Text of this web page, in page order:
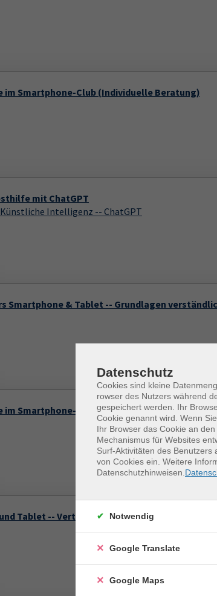
im Smartphone-Club (Individuelle Beratung)
mit ChatGPT
Intelligenz -- ChatGPT
Smartphone & Tablet -- Grundlagen
im Smartphone-Club (Individuelle Beratung)
Tablet -- Vertiefung
Datenschutz
Cookies sind kleine
rowser des Nutzers während
gespeichert werden. Ihr
Cookie genannt wird. Wenn
Ihr Browser das Cookie an
Mechanismus für Websites
Surf-Aktivitäten des Benutzers
von Cookies ein. Weitere
Datenschutzhinweisen.
Notwendig
Google Translate
Google Maps